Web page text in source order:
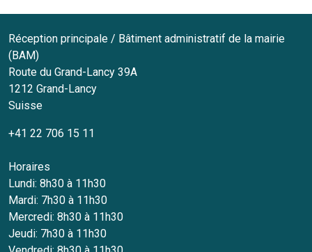
Réception principale / Bâtiment administratif de la mairie
(BAM)
Route du Grand-Lancy 39A
1212 Grand-Lancy
Suisse
+41 22 706 15 11
Horaires
Lundi: 8h30 à 11h30
Mardi: 7h30 à 11h30
Mercredi: 8h30 à 11h30
Jeudi: 7h30 à 11h30